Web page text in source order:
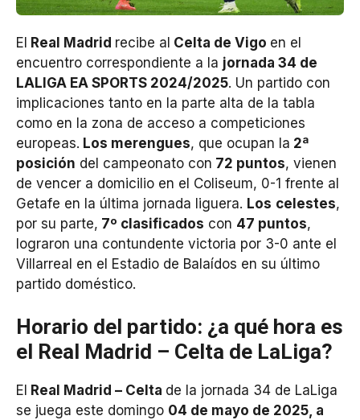
El Real Madrid recibe al Celta de Vigo en el
encuentro correspondiente a la jornada 34 de
LALIGA EA SPORTS 2024/2025. Un partido con
implicaciones tanto en la parte alta de la tabla
como en la zona de acceso a competiciones
europeas. Los merengues, que ocupan la 2ª
posición del campeonato con 72 puntos, vienen
de vencer a domicilio en el Coliseum, 0-1 frente al
Getafe en la última jornada liguera. Los celestes,
por su parte, 7º clasificados con 47 puntos,
lograron una contundente victoria por 3-0 ante el
Villarreal en el Estadio de Balaídos en su último
partido doméstico.
Horario del partido: ¿a qué hora es
el Real Madrid – Celta de LaLiga?
El Real Madrid – Celta de la jornada 34 de LaLiga
se juega este domingo 04 de mayo de 2025, a